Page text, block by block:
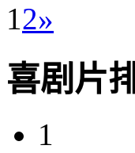
1 2»
喜剧片
1